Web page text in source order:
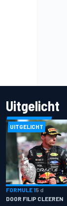
Uitgelicht
UITGELICHT
FORMULE 15 d
DOOR FILIP CLEEREN